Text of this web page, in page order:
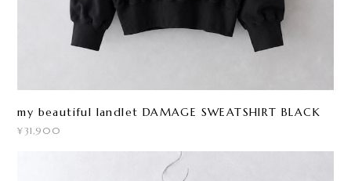
my beautiful landlet DAMAGE SWEATSHIRT BLACK
¥31,900